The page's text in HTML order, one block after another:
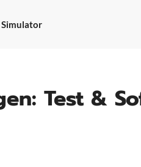
Simulator
Test &